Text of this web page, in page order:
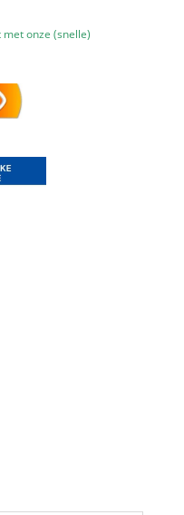
onze (snelle)